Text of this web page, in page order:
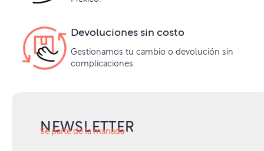
Devoluciones sin costo
Gestionamos tu cambio o devolución sin
complicaciones.
NEWSLETTER
Se parte de la manada